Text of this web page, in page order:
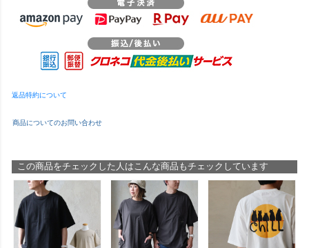
返品特約について
商品についてのお問い合わせ
この商品をチェックした人はこんな商品もチェックしています